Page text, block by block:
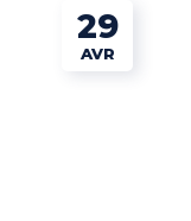
29
AVR